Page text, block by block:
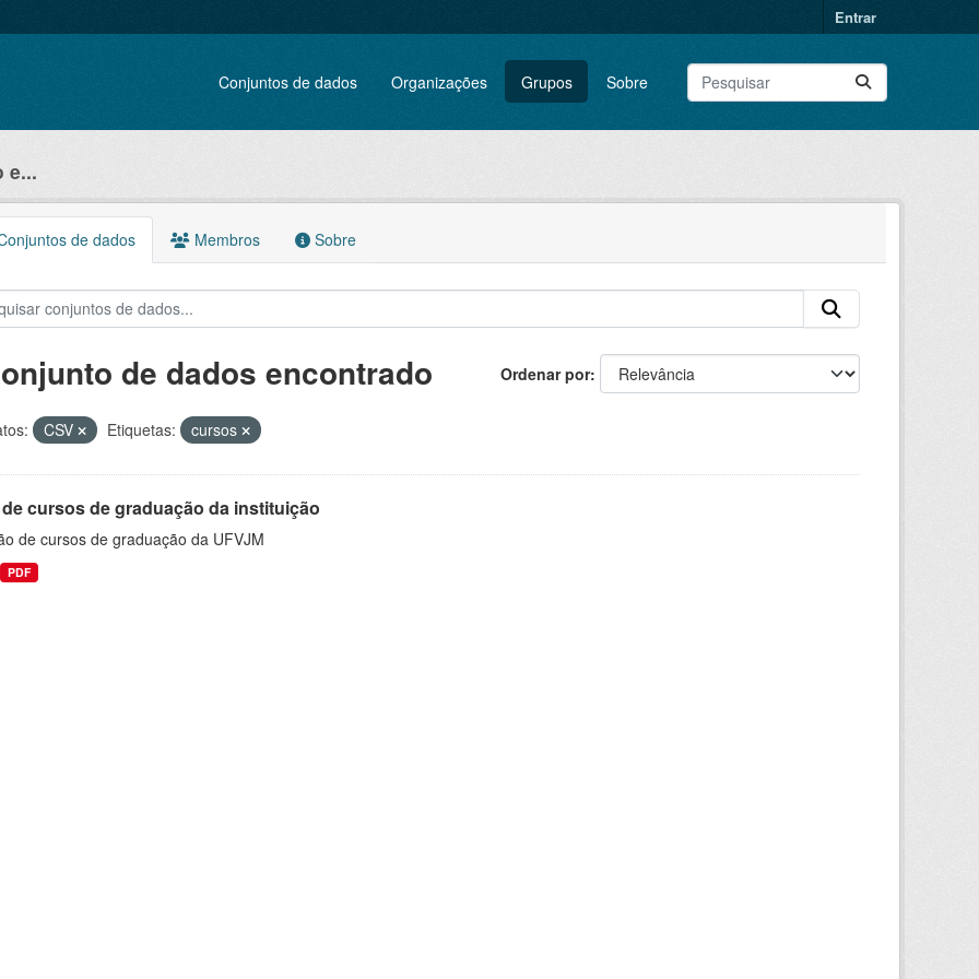
Entrar
Conjuntos de dados Organizações Grupos Sobre
e...
de dados Membros Sobre
Ordenar por
de dados encontrado
CSV Etiquetas: cursos
cursos de graduação da instituição
de cursos de graduação da UFVJM
PDF